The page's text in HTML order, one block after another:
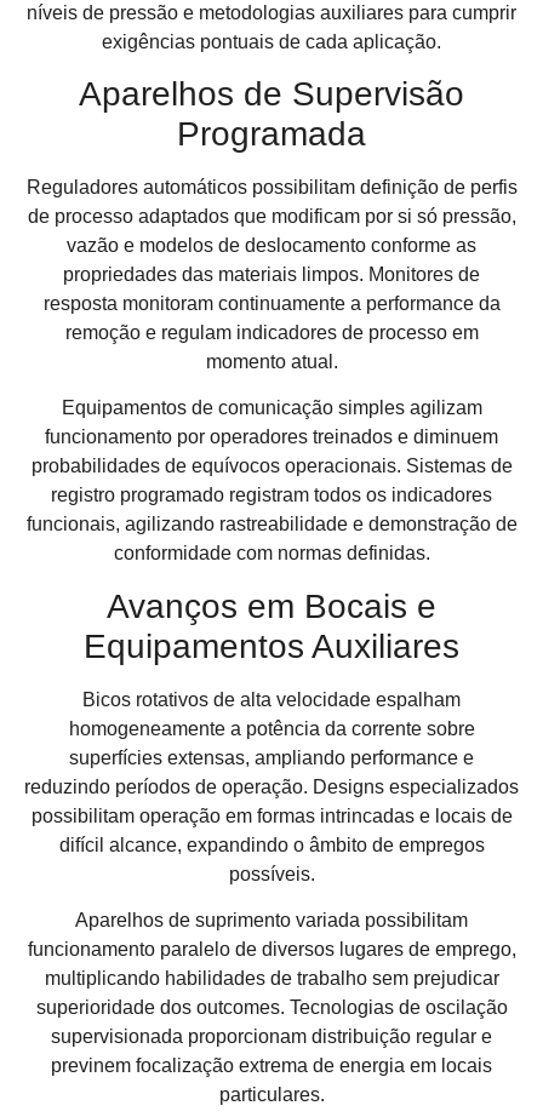
níveis de pressão e metodologias auxiliares para cumprir
exigências pontuais de cada aplicação.
Aparelhos de Supervisão
Programada
Reguladores automáticos possibilitam definição de perfis
de processo adaptados que modificam por si só pressão,
vazão e modelos de deslocamento conforme as
propriedades das materiais limpos. Monitores de
resposta monitoram continuamente a performance da
remoção e regulam indicadores de processo em
momento atual.
Equipamentos de comunicação simples agilizam
funcionamento por operadores treinados e diminuem
probabilidades de equívocos operacionais. Sistemas de
registro programado registram todos os indicadores
funcionais, agilizando rastreabilidade e demonstração de
conformidade com normas definidas.
Avanços em Bocais e
Equipamentos Auxiliares
Bicos rotativos de alta velocidade espalham
homogeneamente a potência da corrente sobre
superfícies extensas, ampliando performance e
reduzindo períodos de operação. Designs especializados
possibilitam operação em formas intrincadas e locais de
difícil alcance, expandindo o âmbito de empregos
possíveis.
Aparelhos de suprimento variada possibilitam
funcionamento paralelo de diversos lugares de emprego,
multiplicando habilidades de trabalho sem prejudicar
superioridade dos outcomes. Tecnologias de oscilação
supervisionada proporcionam distribuição regular e
previnem focalização extrema de energia em locais
particulares.